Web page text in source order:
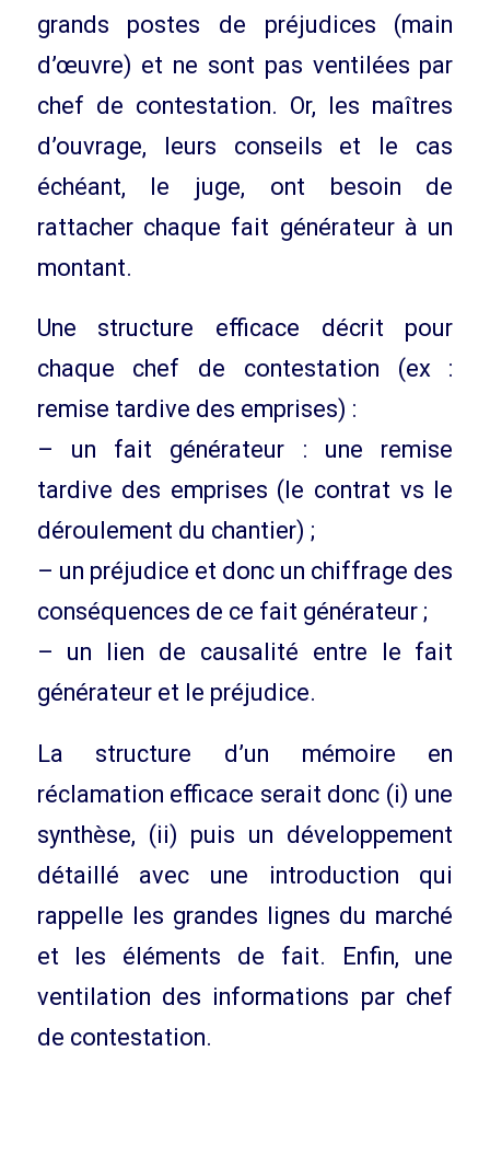
grands postes de préjudices (main
d’œuvre) et ne sont pas ventilées par
chef de contestation. Or, les maîtres
d’ouvrage, leurs conseils et le cas
échéant, le juge, ont besoin de
rattacher chaque fait générateur à un
montant.
Une structure efficace décrit pour
chaque chef de contestation (ex :
remise tardive des emprises) :
– un fait générateur : une remise
tardive des emprises (le contrat vs le
déroulement du chantier) ;
– un préjudice et donc un chiffrage des
conséquences de ce fait générateur ;
– un lien de causalité entre le fait
générateur et le préjudice.
La structure d’un mémoire en
réclamation efficace serait donc (i) une
synthèse, (ii) puis un développement
détaillé avec une introduction qui
rappelle les grandes lignes du marché
et les éléments de fait. Enfin, une
ventilation des informations par chef
de contestation.